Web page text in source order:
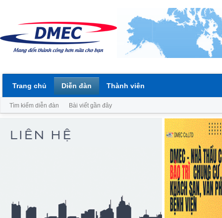
Trang chủ Diễn đàn
Tìm kiếm diễn đàn Bài viết gần đây
Thành viên